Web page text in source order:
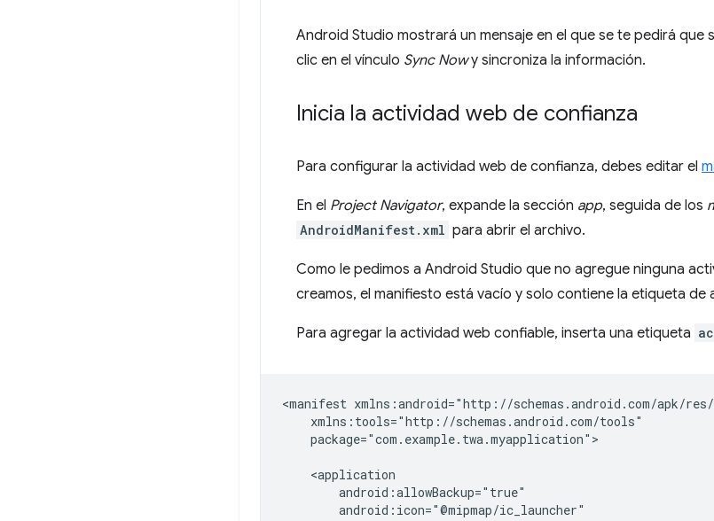
Android Studio mostrará un mensaje en el que se te pedirá que
clic en el vínculo Sync Nowy sincroniza la información.
Inicia la actividad web de confianza
Para configurar la actividad web de confianza, debes editar el
En el Project Navigator, expande la sección app, seguida de los
AndroidManifest.xml para abrir el archivo.
Como le pedimos a Android Studio que no agregue ninguna
creamos, el manifiesto está vacío y solo contiene la etiqueta de
Para agregar la actividad web confiable, inserta una etiqueta
<manifest
package="com.example.twa.myapplication">